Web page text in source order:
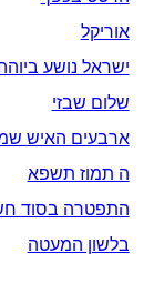
אוריקל
ישראל נושע
שלום שבזי
ארבעים האיש
ה תמוז תשפא
התפטרה בסוד
בלשון המעטה